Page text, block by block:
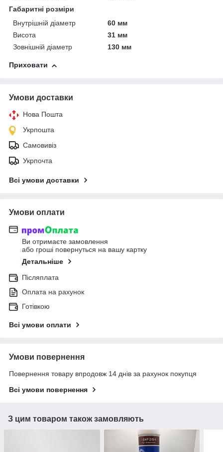
Габаритні розміри
Внутрішній діаметр
60 мм
Висота
31 мм
Зовнішній діаметр
130 мм
Приховати
Умови доставки
Нова Пошта
Укрпошта
Самовивіз
Укрпочта
Всі умови доставки
Умови оплати
Ви отримаєте замовлення
або гроші повернуться на вашу картку
Детальніше
Післяплата
Оплата на рахунок
Готівкою
Всі умови оплати
Умови повернення
Повернення товару впродовж 14 днів за рахунок покупця
Всі умови повернення
З цим товаром також замовляють